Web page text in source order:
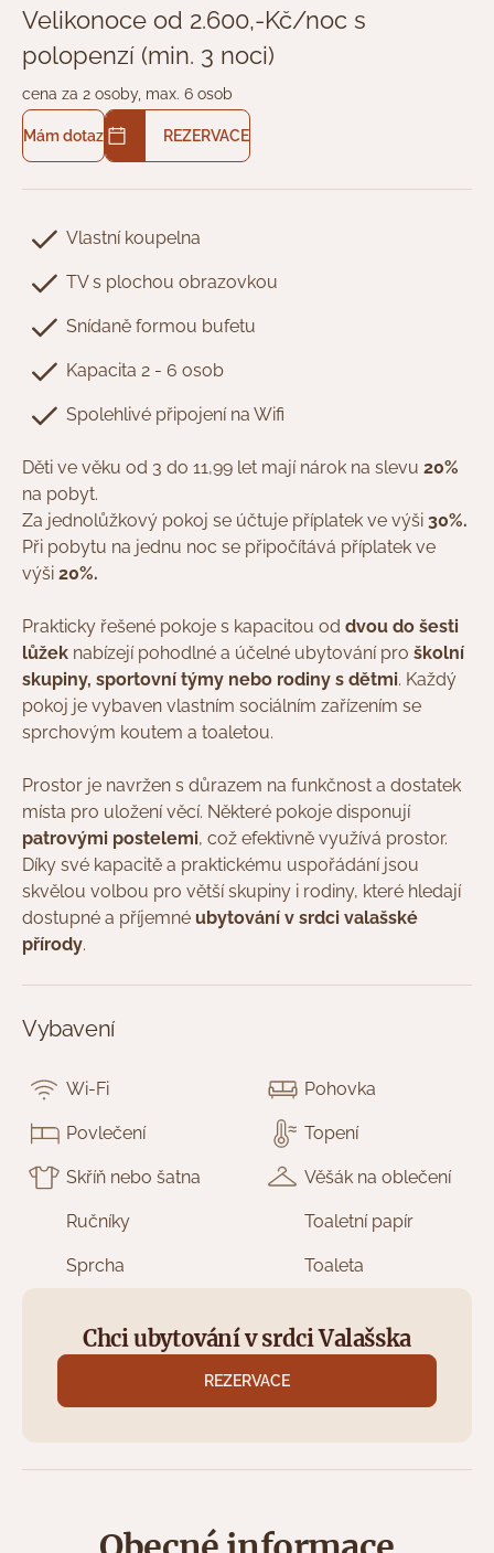
Velikonoce od 2.600,-Kč/noc s
polopenzí (min. 3 noci)
cena za 2 osoby, max. 6 osob
Mám dotaz REZERVACE
Vlastní koupelna
TV s plochou obrazovkou
Snídaně formou bufetu
Kapacita 2 - 6 osob
Spolehlivé připojení na Wifi
Děti ve věku od 3 do 11,99 let mají nárok na slevu 20%
na pobyt.
Za jednolůžkový pokoj se účtuje příplatek ve výši 30%.
Při pobytu na jednu noc se připočítává příplatek ve
výši 20%.
Prakticky řešené pokoje s kapacitou od dvou do šesti
lůžek nabízejí pohodlné a účelné ubytování pro školní
skupiny, sportovní týmy nebo rodiny s dětmi. Každý
pokoj je vybaven vlastním sociálním zařízením se
sprchovým koutem a toaletou.
Prostor je navržen s důrazem na funkčnost a dostatek
místa pro uložení věcí. Některé pokoje disponují
patrovými postelemi, což efektivně využívá prostor.
Díky své kapacitě a praktickému uspořádání jsou
skvělou volbou pro větší skupiny i rodiny, které hledají
dostupné a příjemné ubytování v srdci valašské
přírody.
Vybavení
Wi-Fi Pohovka
Povlečení Topení
Skříň nebo šatna Věšák na oblečení
Ručníky Toaletní papír
Sprcha Toaleta
Chci ubytování v srdci Valašska
REZERVACE